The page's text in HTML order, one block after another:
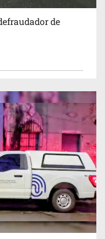
Ángel Aguirre
de